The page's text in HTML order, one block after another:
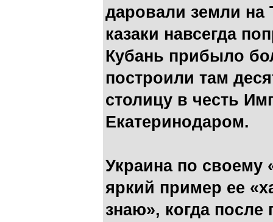
даровали земли на
казаки навсегда
Кубань прибыло
построили там
столицу в честь
Екатеринодаром.
Украина по своему
яркий пример ее
знаю», когда после